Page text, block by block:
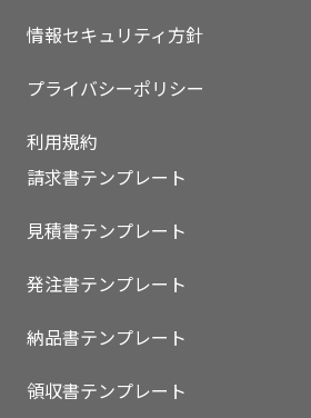
情報セキュリティ方針
プライバシーポリシー
利用規約
請求書テンプレート
見積書テンプレート
発注書テンプレート
納品書テンプレート
領収書テンプレート